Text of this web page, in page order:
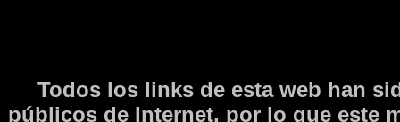
Todos los links de esta web han
públicos de Internet, por lo que este